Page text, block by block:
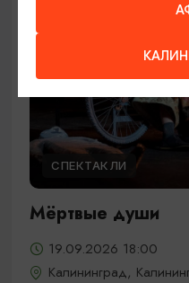
СПЕКТАКЛИ
Мёртвые души
19.09.2026 18:00
Калининград,